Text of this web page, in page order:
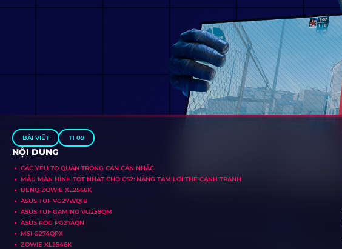
BÀI VIẾT T1 09
NỘI DUNG
CÁC YẾU TỐ QUAN TRỌNG CẦN CÂN NHẮC
MẪU MÀN HÌNH TỐT NHẤT CHO CS2: NÂNG TẦM LỢI THẾ CẠNH TRANH
BENQ ZOWIE XL2566K
ASUS TUF VG27WQ1B
ASUS TUF GAMING VG259QM
ASUS ROG PG27AQN
MSI G274QPX
ZOWIE XL2546K